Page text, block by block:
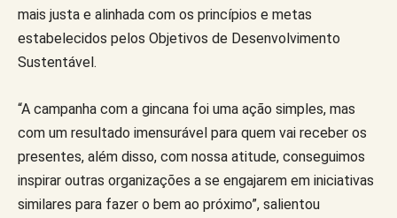
mais justa e alinhada com os princípios e metas
estabelecidos pelos Objetivos de Desenvolvimento
Sustentável.
“A campanha com a gincana foi uma ação simples, mas
com um resultado imensurável para quem vai receber os
presentes, além disso, com nossa atitude, conseguimos
inspirar outras organizações a se engajarem em iniciativas
similares para fazer o bem ao próximo”, salientou